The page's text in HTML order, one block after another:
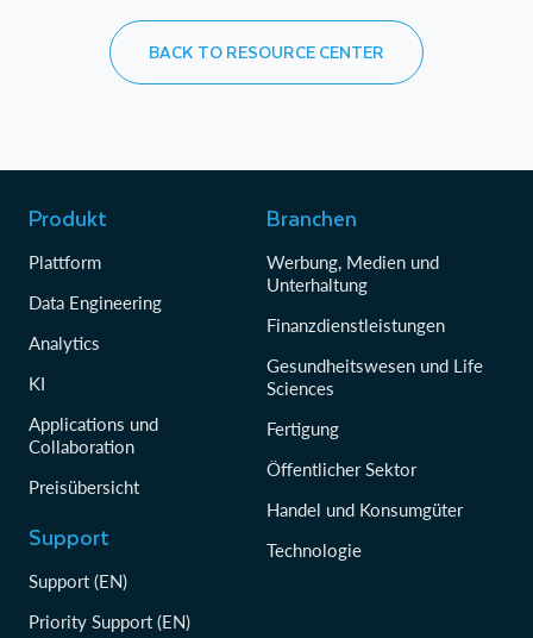
BACK TO RESOURCE CENTER
Produkt
Plattform
Data Engineering
Analytics
KI
Applications und
Collaboration
Preisübersicht
Support
Support (EN)
Priority Support (EN)
Branchen
Werbung, Medien und
Unterhaltung
Finanzdienstleistungen
Gesundheitswesen und Life
Sciences
Fertigung
Öffentlicher Sektor
Handel und Konsumgüter
Technologie